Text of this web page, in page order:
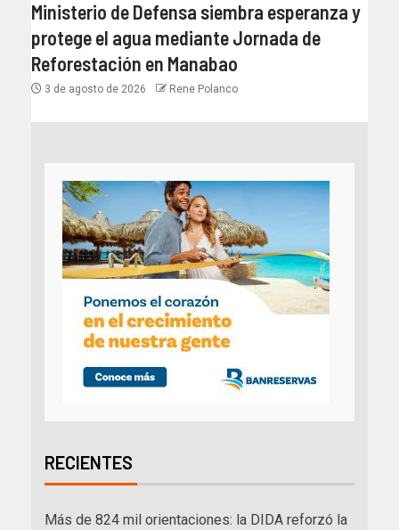
Ministerio de Defensa siembra esperanza y
protege el agua mediante Jornada de
Reforestación en Manabao
3 de agosto de 2026 Rene Polanco
RECIENTES
Más de 824 mil orientaciones: la DIDA reforzó la